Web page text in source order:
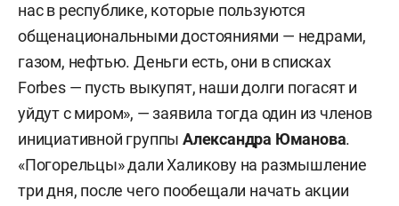
нас в республике, которые пользуются
общенациональными достояниями — недрами,
газом, нефтью. Деньги есть, они в списках
Forbes — пусть выкупят, наши долги погасят и
уйдут с миром», — заявила тогда один из членов
инициативной группыАлександра Юманова.
«Погорельцы» дали Халикову на размышление
три дня, после чего пообещали начать акции